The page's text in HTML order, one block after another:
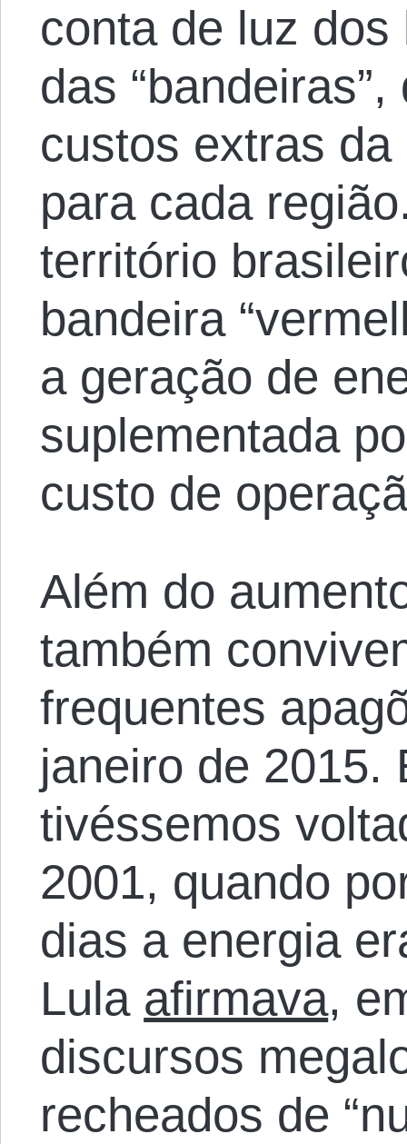
conta de luz
das
custos extras
para cada
território
bandeira
a geração de
suplementada
custo de
Além do
também
frequentes
janeiro de 2015.
tivéssemos
2001, quando
dias a energia
Lula afirmava,
discursos
recheados de